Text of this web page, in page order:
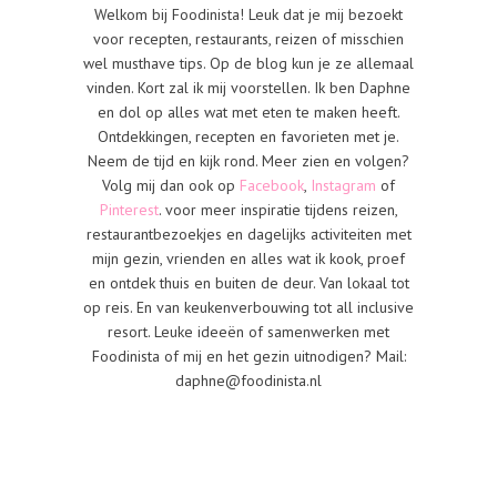
Welkom bij Foodinista! Leuk dat je mij bezoekt
voor recepten, restaurants, reizen of misschien
wel musthave tips. Op de blog kun je ze allemaal
vinden. Kort zal ik mij voorstellen. Ik ben Daphne
en dol op alles wat met eten te maken heeft.
Ontdekkingen, recepten en favorieten met je.
Neem de tijd en kijk rond. Meer zien en volgen?
Volg mij dan ook op Facebook, Instagram of
Pinterest. voor meer inspiratie tijdens reizen,
restaurantbezoekjes en dagelijks activiteiten met
mijn gezin, vrienden en alles wat ik kook, proef
en ontdek thuis en buiten de deur. Van lokaal tot
op reis. En van keukenverbouwing tot all inclusive
resort. Leuke ideeën of samenwerken met
Foodinista of mij en het gezin uitnodigen? Mail:
daphne@foodinista.nl